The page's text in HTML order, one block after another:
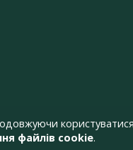
файлів cookie.